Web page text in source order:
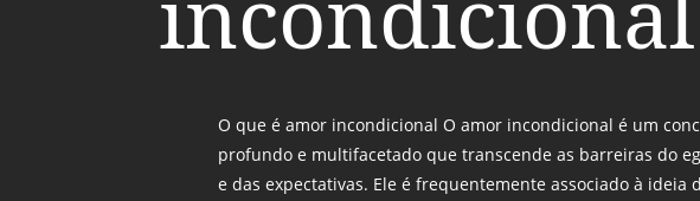
O que é amor incondicional O amor incondicional é um
profundo e multifacetado que transcende as barreiras do
e das expectativas. Ele é frequentemente associado à ideia